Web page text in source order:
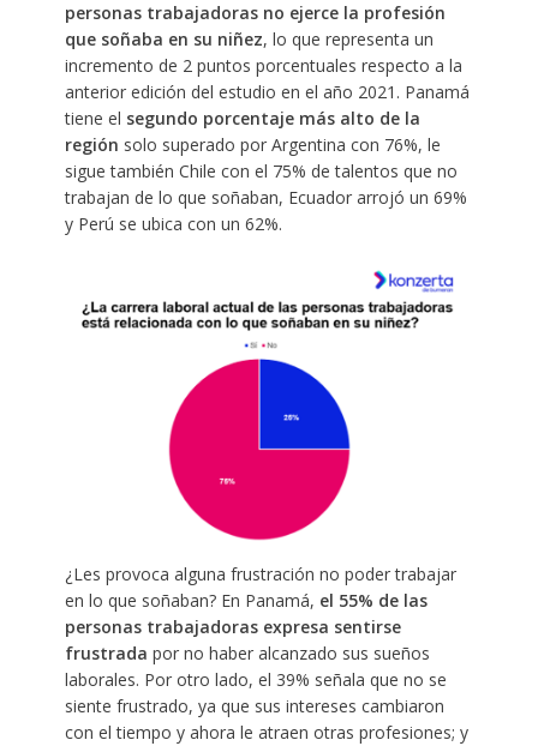
personas trabajadoras no ejerce la profesión
que soñaba en su niñez, lo que representa un
incremento de 2 puntos porcentuales respecto a la
anterior edición del estudio en el año 2021. Panamá
tiene el segundo porcentaje más alto de la
región solo superado por Argentina con 76%, le
sigue también Chile con el 75% de talentos que no
trabajan de lo que soñaban, Ecuador arrojó un 69%
y Perú se ubica con un 62%.
¿Les provoca alguna frustración no poder trabajar
en lo que soñaban? En Panamá, el 55% de las
personas trabajadoras expresa sentirse
frustrada por no haber alcanzado sus sueños
laborales. Por otro lado, el 39% señala que no se
siente frustrado, ya que sus intereses cambiaron
con el tiempo y ahora le atraen otras profesiones; y